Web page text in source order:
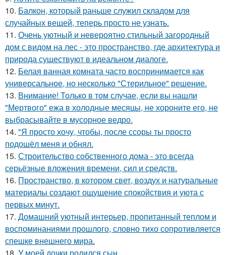
10. Балкон, который раньше служил складом для
случайных вещей, теперь просто не узнать.
11. Очень уютный и невероятно стильный загородный
дом с видом на лес - это пространство, где архитектура и
природа существуют в идеальном диалоге.
12. Белая ванная комната часто воспринимается как
универсальное, но несколько "Стерильное" решение.
13. Внимание! Только в том случае, если вы нашли
"Мертвого" ежа в холодные месяцы, не хороните его, не
выбрасывайте в мусорное ведро.
14. "Я просто хочу, чтобы, после ссоры ты просто
подошёл меня и обнял.
15. Строительство собственного дома - это всегда
серьёзные вложения времени, сил и средств.
16. Пространство, в котором свет, воздух и натуральные
материалы создают ощущение спокойствия и уюта с
первых минут.
17. Домашний уютный интерьер, пропитанный теплом и
воспоминаниями прошлого, словно тихо сопротивляется
спешке внешнего мира.
18. У моей дочки родился сын.